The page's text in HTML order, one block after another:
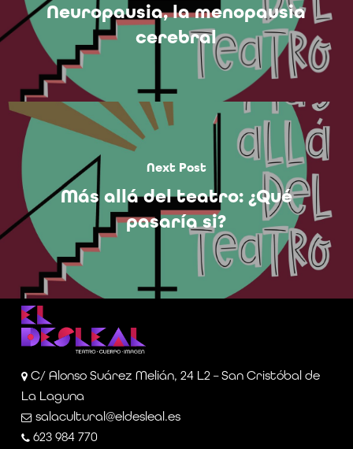
Neuropausia, la menopausia
cerebral
Next Post
Más allá del teatro: ¿Qué
pasaría si?
C/ Alonso Suárez Melián, 24 L2 – San Cristóbal de
La Laguna
salacultural@eldesleal.es
623 984 770